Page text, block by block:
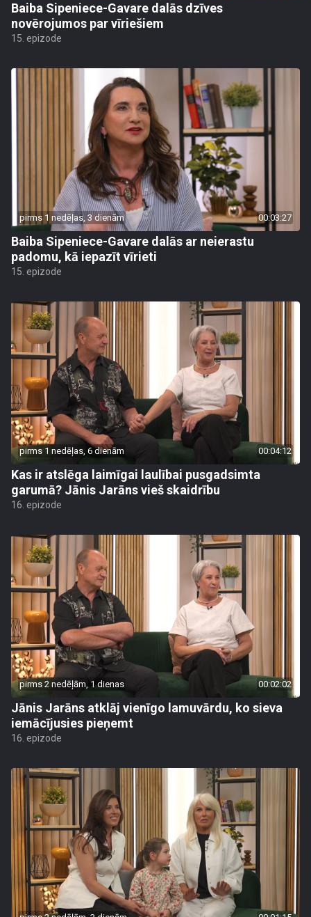
Baiba Sipeniece-Gavare dalās dzīves
novērojumos par vīriešiem
15. epizode
pirms 1 nedēļas, 3 dienām 00:03:27
Baiba Sipeniece-Gavare dalās ar neierastu
padomu, kā iepazīt vīrieti
15. epizode
pirms 1 nedēļas, 6 dienām 00:04:12
Kas ir atslēga laimīgai laulībai pusgadsimta
garumā? Jānis Jarāns vieš skaidrību
16. epizode
pirms 2 nedēļām, 1 dienas 00:02:02
Jānis Jarāns atklāj vienīgo lamuvārdu, ko sieva
iemācījusies pieņemt
16. epizode